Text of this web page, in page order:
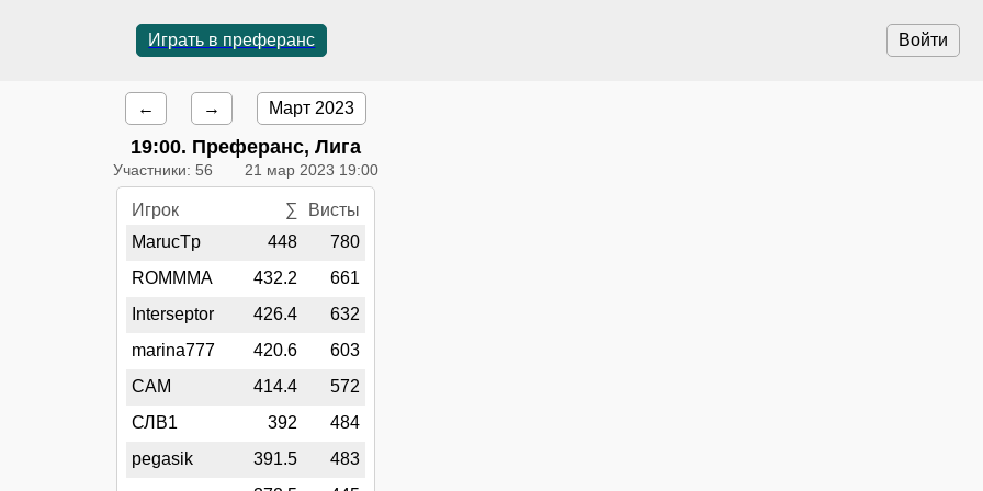
Войти
Играть в преферанс
← → Март 2023
19:00. Преферанс, Лига
Участники: 56 21 мар 2023 19:00
Игрок ∑
Висты
MarucTp
448
780
ROMMMA
432.2
661
Interseptor
426.4
632
marina777
420.6
603
CAM
414.4
572
СЛВ1
392
484
pegasik
391.5
483